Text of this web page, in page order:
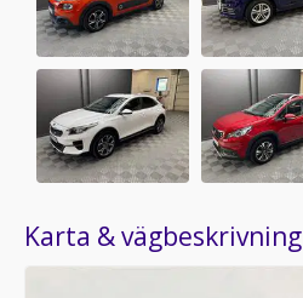
Karta & vägbeskrivning